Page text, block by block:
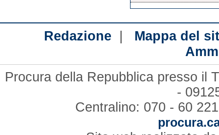
Redazione | Mappa del
Procura della Repubblica presso il
-
Centralino: 070 - 60